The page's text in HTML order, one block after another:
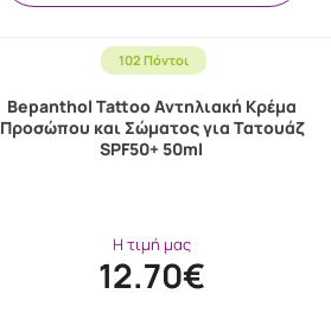
102 Πόντοι
Bepanthol Tattoo Αντηλιακή Κρέμα
Προσώπου και Σώματος για Τατουάζ
SPF50+ 50ml
Η τιμή μας
12.70€